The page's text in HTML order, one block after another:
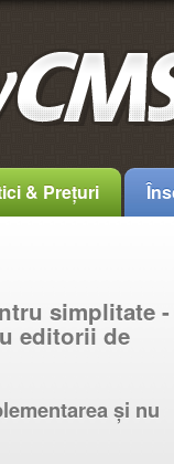
& Prețuri
simplitate
editorii de
și nu